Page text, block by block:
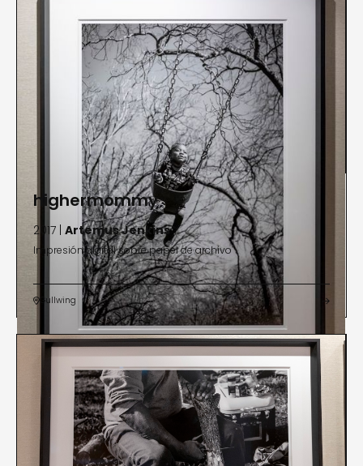
highermommy
2017 | Artemus Jenkins
Impresión digital sobre papel de archivo
 Gullwing 